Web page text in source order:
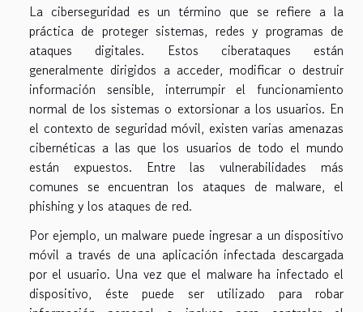
La ciberseguridad es un término que se refiere a la
práctica de proteger sistemas, redes y programas de
ataques digitales. Estos ciberataques están
generalmente dirigidos a acceder, modificar o destruir
información sensible, interrumpir el funcionamiento
normal de los sistemas o extorsionar a los usuarios. En
el contexto de seguridad móvil, existen varias amenazas
cibernéticas a las que los usuarios de todo el mundo
están expuestos. Entre las vulnerabilidades más
comunes se encuentran los ataques de malware, el
phishing y los ataques de red.
Por ejemplo, un malware puede ingresar a un dispositivo
móvil a través de una aplicación infectada descargada
por el usuario. Una vez que el malware ha infectado el
dispositivo, éste puede ser utilizado para robar